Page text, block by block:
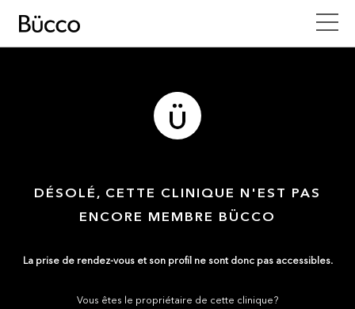
DÉSOLÉ, CETTE CLINIQUE N'EST PAS
ENCORE MEMBRE BÜCCO
La prise de rendez-vous et son profil ne sont donc pas accessibles.
Vous êtes le propriétaire de cette clinique?